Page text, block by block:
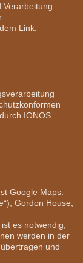
Verarbeitung
Link:
IONOS
Google Maps.
Gordon House,
es notwendig,
werden in der
und